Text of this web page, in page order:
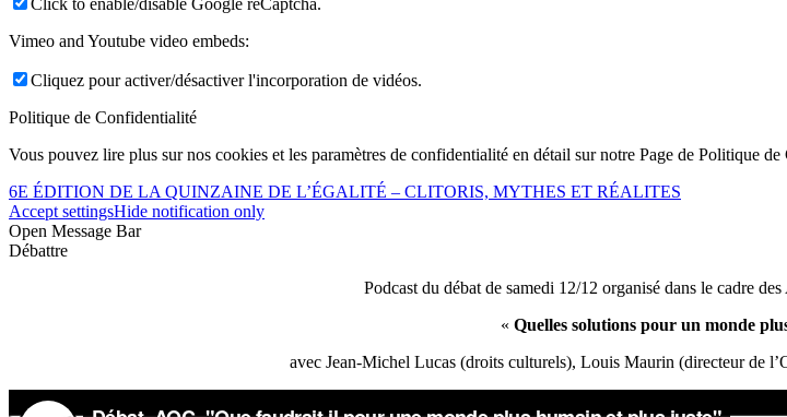
Click to enable/disable Google reCaptcha.
Vimeo and Youtube video embeds:
Cliquez pour activer/désactiver l'incorporation de vidéos.
Politique de Confidentialité
Vous pouvez lire plus sur nos cookies et les paramètres de confidentialité en détail sur notre Page de Politique
6E ÉDITION DE LA QUINZAINE DE L’ÉGALITÉ – CLITORIS, MYTHES ET RÉALITES
Accept settingsHide notification only
Open Message Bar
Débattre
Podcast du débat de samedi 12/12 organisé dans le cadre
« Quelles solutions pour un monde
avec Jean-Michel Lucas (droits culturels), Louis Maurin (directeur de